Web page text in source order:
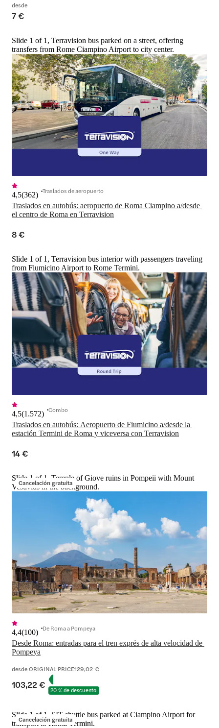
desde
7 €
Slide 1 of 1, Terravision bus parked on a street, offering
transfers from Rome Ciampino Airport to city center.
Traslados en autobús: aeropuerto de Roma Ciampino a/desde
el centro de Roma en Terravision
4,5(362) Traslados de aeropuerto
8 €
Slide 1 of 1, Terravision bus interior with passengers traveling
from Fiumicino Airport to Rome Termini.
Traslados en autobús: Aeropuerto de Fiumicino a/desde la
estación Termini de Roma y viceversa con Terravision
4,5(1.572) Combo
14 €
Cancelación gratuita
Slide 1 of 1, Temple of Giove ruins in Pompeii with Mount
Vesuvius in the background.
Desde Roma: entradas para el tren exprés de alta velocidad de
Pompeya
4,4(100) De Roma a Pompeya
desdeORIGINAL PRICE129,02 €
103,22 € 20 % de descuento
Cancelación gratuita
Slide 1 of 1, SIT shuttle bus parked at Ciampino Airport for
transport to Roma Termini.